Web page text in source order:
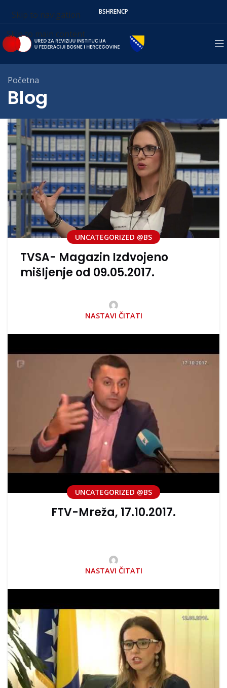
Skip to navigation
Skip to main content
BSHRENСР
Blog
Početna
UNCATEGORIZED @BS
FTV-Mreža, 17.10.2017.
NASTAVI ČITATI
UNCATEGORIZED @BS
TVSA- Magazin Izdvojeno
mišljenje od 09.05.2017.
NASTAVI ČITATI